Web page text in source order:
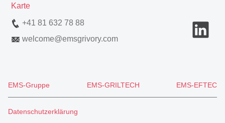
Karte
+41 81 632 78 88
welcome@emsgrivory.com
EMS-Gruppe EMS-GRILTECH EMS-EFTEC
Datenschutzerklärung